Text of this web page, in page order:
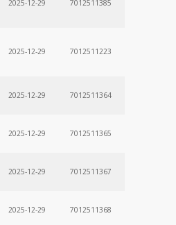
2025-12-29 7012511385
2025-12-29 7012511223
2025-12-29 7012511364
2025-12-29 7012511365
2025-12-29 7012511367
2025-12-29 7012511368